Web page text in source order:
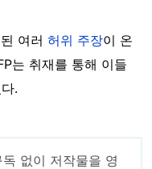
여러 허위 주장이 온
는 취재를 통해 이들
.
독 없이 저작물을 영